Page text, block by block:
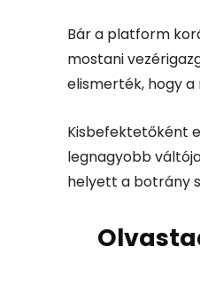
Bár a platform
mostani
elismerték, hogy
Kisbefektetőként
legnagyobb
helyett a botrány